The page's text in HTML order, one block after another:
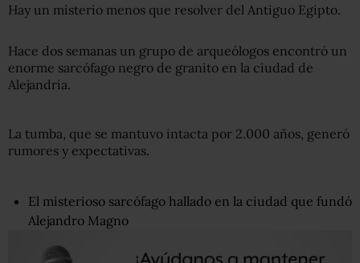
Hay un misterio menos que resolver del Antiguo Egipto.
Hace dos semanas un grupo de arqueólogos encontró un
enorme sarcófago negro de granito en la ciudad de
Alejandría.
La tumba, que se mantuvo intacta por 2.000 años, generó
rumores y expectativas.
El misterioso sarcófago hallado en la ciudad que fundó
Alejandro Magno